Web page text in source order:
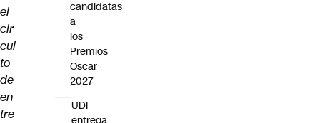
el
cir
cui
to
de
en
tre
candidatas
a
los
Premios
Oscar
2027
UDI
entrega